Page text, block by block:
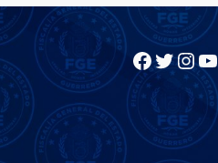
Facebook Twitter InstagramYouTube